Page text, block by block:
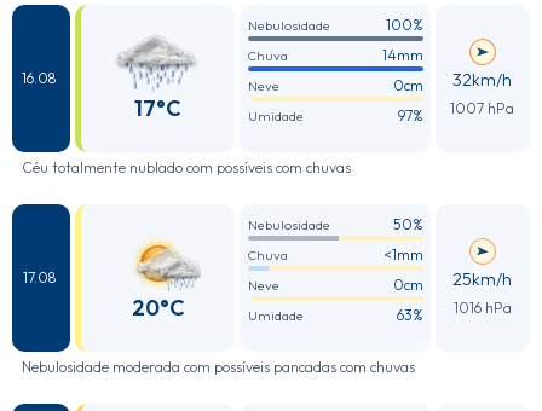
16.08
17°C
Nebulosidade 100%
Chuva 14mm
Neve 0cm
Umidade 97%
32km/h
1007 hPa
Céu totalmente nublado com possíveis com chuvas
17.08
20°C
Nebulosidade 50%
Chuva <1mm
Neve 0cm
Umidade 63%
25km/h
1016 hPa
Nebulosidade moderada com possíveis pancadas com chuvas